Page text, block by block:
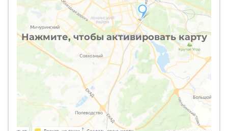
Нажмите, чтобы активировать карту